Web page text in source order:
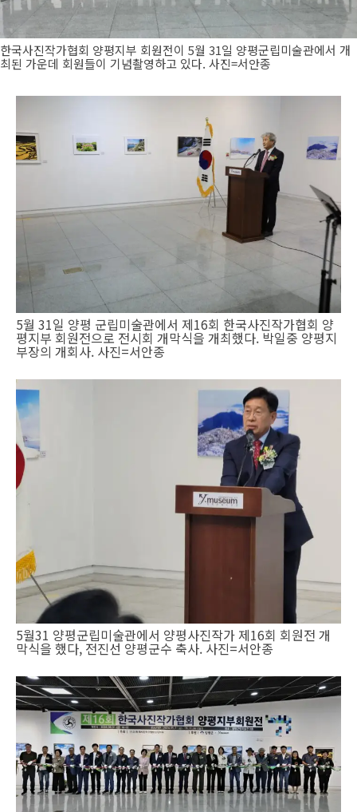
한국사진작가협회 양평지부 회원전이 5월 31일 양평군립미술관에서 개
최된 가운데 회원들이 기념촬영하고 있다. 사진=서안종
5월 31일 양평 군립미술관에서 제16회 한국사진작가협회 양
평지부 회원전으로 전시회 개막식을 개최했다. 박일중 양평지
부장의 개회사. 사진=서안종
5월31 양평군립미술관에서 양평사진작가 제16회 회원전 개
막식을 했다, 전진선 양평군수 축사. 사진=서안종